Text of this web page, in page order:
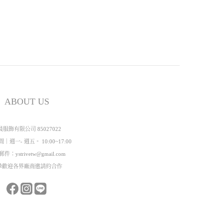
ABOUT US
服飾有限公司 85027022
｜週一- 週五。 10:00~17:00
件：ystrivetw@gmail.com
歡迎各界廠商邀請約合作